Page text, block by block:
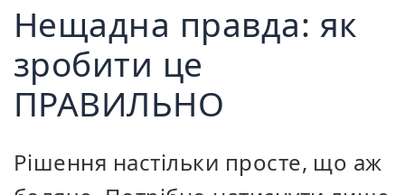
Нещадна правда: як
зробити це
ПРАВИЛЬНО
Рішення настільки просте, що аж